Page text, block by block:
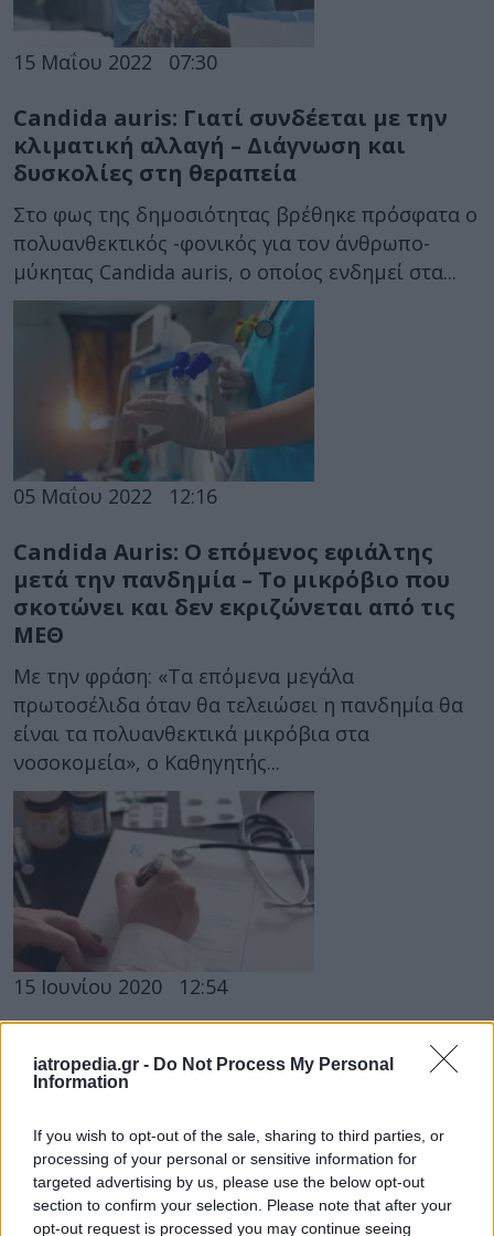
iatropedia.gr - Do Not Process My Personal
Information
If you wish to opt-out of the sale, sharing to third parties, or
processing of your personal or sensitive information for
targeted advertising by us, please use the below opt-out
section to confirm your selection. Please note that after your
opt-out request is processed you may continue seeing
15 Μαΐου 2022 07:30
Candida auris: Γιατί συνδέεται με την
κλιματική αλλαγή – Διάγνωση και
δυσκολίες στη θεραπεία
Στο φως της δημοσιότητας βρέθηκε πρόσφατα ο
πολυανθεκτικός -φονικός για τον άνθρωπο-
μύκητας Candida auris, ο οποίος ενδημεί στα...
05 Μαΐου 2022 12:16
Candida Auris: Ο επόμενος εφιάλτης
μετά την πανδημία – Το μικρόβιο που
σκοτώνει και δεν εκριζώνεται από τις
ΜΕΘ
Με την φράση: «Τα επόμενα μεγάλα
πρωτοσέλιδα όταν θα τελειώσει η πανδημία θα
είναι τα πολυανθεκτικά μικρόβια στα
νοσοκομεία», ο Καθηγητής...
15 Ιουνίου 2020 12:54
Γιατροί ΕΟΠΥΥ: Τέλος στην αναδρομική
συνταγογράφηση για τη χορήγηση
αντιβιοτικών
Τη συμμόρφωση των γιατρών και των πολιτών
στον νέο νόμο για την υποχρεωτική
συνταγογράφηση των αντιβιοτικών εφιστά η
Ένωση...